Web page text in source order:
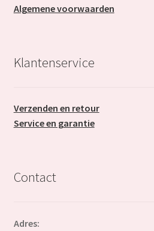
Algemene voorwaarden
Klantenservice
Verzenden en retour
Service en garantie
Contact
Adres: